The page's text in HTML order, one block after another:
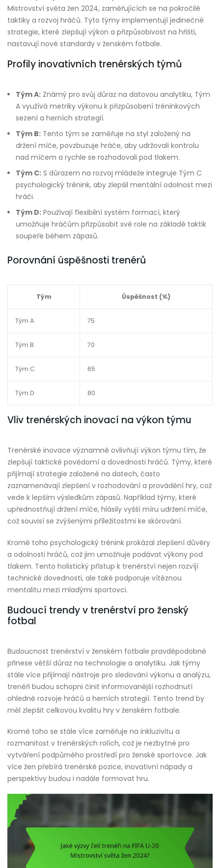
Mistrovství světa žen 2024, zaměřujících se na pokročilé
taktiky a rozvoj hráčů. Tyto týmy implementují jedinečné
strategie, které zlepšují výkon a přizpůsobivost na hřišti,
nastavují nové standardy v ženském fotbale.
Profily inovativních trenérských týmů
Tým A: Známý pro svůj důraz na datovou analytiku, Tým
A využívá metriky výkonu k přizpůsobení tréninkových
sezení a herních strategií.
Tým B: Tento tým se zaměřuje na styl založený na
držení míče, povzbuzuje hráče, aby udržovali kontrolu
nad míčem a rychle se rozhodovali pod tlakem.
Tým C: S důrazem na rozvoj mládeže integruje Tým C
psychologický trénink, aby zlepšil mentální odolnost mezi
hráči.
Tým D: Používají flexibilní systém formací, který
umožňuje hráčům přizpůsobit své role na základě taktik
soupeře během zápasů.
Porovnání úspěšnosti trenérů
Tým Úspěšnost (%)
Tým A 75
Tým B 70
Tým C 65
Tým D 80
Vliv trenérských inovací na výkon týmu
Trenérské inovace významně ovlivňují výkon týmu tím, že
zlepšují taktické povědomí a dovednosti hráčů. Týmy, které
přijímají strategie založené na datech, často
zaznamenávají zlepšení v rozhodování a provádění hry, což
vede k lepším výsledkům zápasů. Například týmy, které
upřednostňují držení míče, hlásily vyšší míru udržení míče,
což souvisí se zvýšenými příležitostmi ke skórování.
Kromě toho psychologický trénink prokázal zlepšení důvěry
a odolnosti hráčů, což jim umožňuje podávat výkony pod
tlakem. Tento holistický přístup k trenérství nejen rozvíjí
technické dovednosti, ale také podporuje vítěznou
mentalitu mezi mladými sportovci.
Budoucí trendy v trenérství pro ženský
fotbal
Budoucnost trenérství v ženském fotbale pravděpodobně
přinese větší důraz na technologie a analytiku. Jak týmy
stále více přijímají nástroje pro sledování výkonu a analýzu,
trenéři budou schopni činit informovanější rozhodnutí
ohledně rozvoje hráčů a herních strategií. Tento trend by
měl zlepšit celkovou kvalitu hry v ženském fotbale.
Kromě toho se stále více zaměřuje na inkluzivitu a
rozmanitost v trenérských rolích, což je nezbytné pro
vytváření podpůrného prostředí pro ženské sportovce. Jak
více žen přebírá trenérské pozice, inovativní nápady a
perspektivy budou i nadále formovat hru.